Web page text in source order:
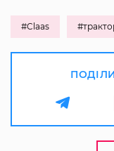
#Claas